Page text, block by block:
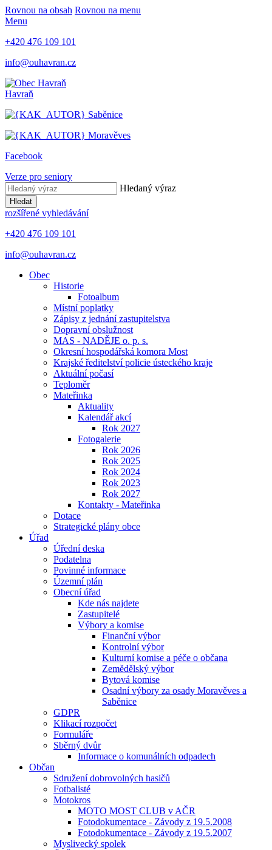
Rovnou na obsah Rovnou na menu
Menu
+420 476 109 101
info@ouhavran.cz
Havraň
Saběnice
Moravěves
Facebook
Verze pro seniory
Hledaný výraz
Hledat
rozšířené vyhledávání
+420 476 109 101
info@ouhavran.cz
Obec
Historie
Fotoalbum
Místní poplatky
Zápisy z jednání zastupitelstva
Dopravní obslužnost
MAS - NADĚJE o. p. s.
Okresní hospodářská komora Most
Krajské ředitelství policie ústeckého kraje
Aktuální počasí
Teploměr
Mateřinka
Aktuality
Kalendář akcí
Rok 2027
Fotogalerie
Rok 2026
Rok 2025
Rok 2024
Rok 2023
Rok 2027
Kontakty - Mateřinka
Dotace
Strategické plány obce
Úřad
Úřední deska
Podatelna
Povinné informace
Územní plán
Obecní úřad
Kde nás najdete
Zastupitelé
Výbory a komise
Finanční výbor
Kontrolní výbor
Kulturní komise a péče o občana
Zemědělský výbor
Bytová komise
Osadní výbory za osady Moravěves a
Saběnice
GDPR
Klikací rozpočet
Formuláře
Sběrný dvůr
Informace o komunálních odpadech
Občan
Sdružení dobrovolných hasičů
Fotbalisté
Motokros
MOTO MOST CLUB v AČR
Fotodokumentace - Závody z 19.5.2008
Fotodokumentace - Závody z 19.5.2007
Myslivecký spolek